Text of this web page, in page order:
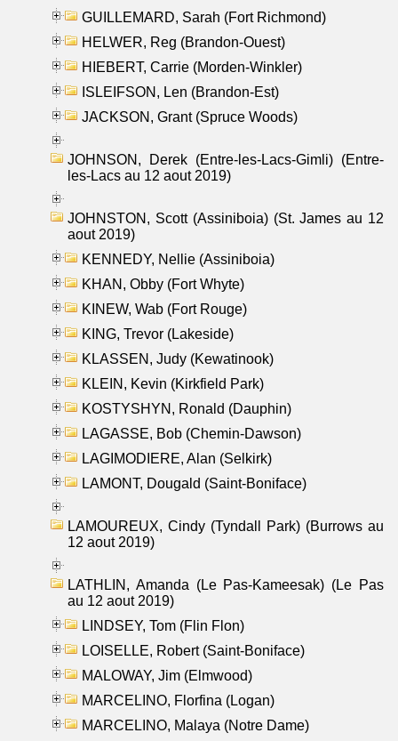
GUILLEMARD, Sarah (Fort Richmond)
HELWER, Reg (Brandon-Ouest)
HIEBERT, Carrie (Morden-Winkler)
ISLEIFSON, Len (Brandon-Est)
JACKSON, Grant (Spruce Woods)
JOHNSON, Derek (Entre-les-Lacs-Gimli) (Entre-
les-Lacs au 12 aout 2019)
JOHNSTON, Scott (Assiniboia) (St. James au 12
aout 2019)
KENNEDY, Nellie (Assiniboia)
KHAN, Obby (Fort Whyte)
KINEW, Wab (Fort Rouge)
KING, Trevor (Lakeside)
KLASSEN, Judy (Kewatinook)
KLEIN, Kevin (Kirkfield Park)
KOSTYSHYN, Ronald (Dauphin)
LAGASSE, Bob (Chemin-Dawson)
LAGIMODIERE, Alan (Selkirk)
LAMONT, Dougald (Saint-Boniface)
LAMOUREUX, Cindy (Tyndall Park) (Burrows au
12 aout 2019)
LATHLIN, Amanda (Le Pas-Kameesak) (Le Pas
au 12 aout 2019)
LINDSEY, Tom (Flin Flon)
LOISELLE, Robert (Saint-Boniface)
MALOWAY, Jim (Elmwood)
MARCELINO, Florfina (Logan)
MARCELINO, Malaya (Notre Dame)